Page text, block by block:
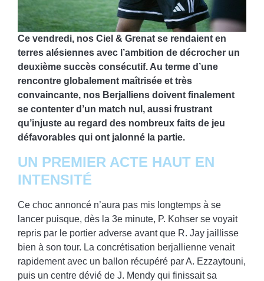
Ce vendredi, nos Ciel & Grenat se rendaient en
terres alésiennes avec l’ambition de décrocher un
deuxième succès consécutif. Au terme d’une
rencontre globalement maîtrisée et très
convaincante, nos Berjalliens doivent finalement
se contenter d’un match nul, aussi frustrant
qu’injuste au regard des nombreux faits de jeu
défavorables qui ont jalonné la partie.
UN PREMIER ACTE HAUT EN
INTENSITÉ
Ce choc annoncé n’aura pas mis longtemps à se
lancer puisque, dès la 3e minute, P. Kohser se voyait
repris par le portier adverse avant que R. Jay jaillisse
bien à son tour. La concrétisation berjallienne venait
rapidement avec un ballon récupéré par A. Ezzaytouni,
puis un centre dévié de J. Mendy qui finissait sa